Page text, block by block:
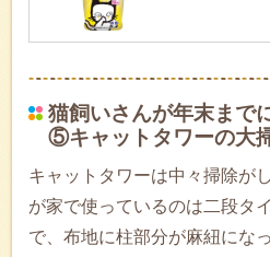
猫飼いさんが年末まで
⑤キャットタワーの大
キャットタワーは中々掃除が
が家で使っているのは二段タ
で、布地に柱部分が麻紐にな